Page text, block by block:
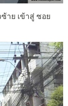
าย เข้าสู่ ซอย